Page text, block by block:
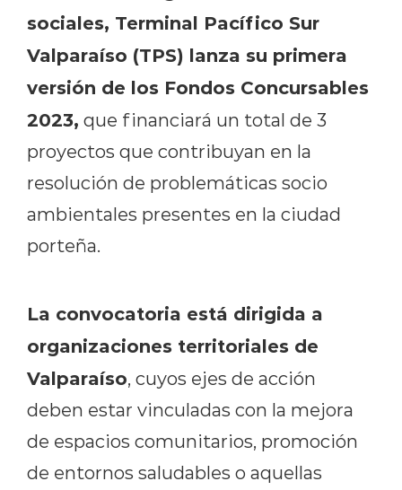
sociales, Terminal Pacífico Sur
Valparaíso (TPS) lanza su primera
versión de los Fondos Concursables
2023, que financiará un total de 3
proyectos que contribuyan en la
resolución de problemáticas socio
ambientales presentes en la ciudad
porteña.
La convocatoria está dirigida a
organizaciones territoriales de
Valparaíso, cuyos ejes de acción
deben estar vinculadas con la mejora
de espacios comunitarios, promoción
de entornos saludables o aquellas